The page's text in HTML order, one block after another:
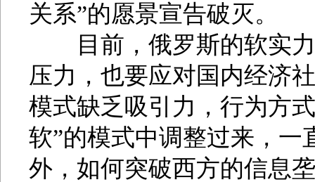
关系”的愿景宣告破灭。
目前，俄罗斯的软实力
压力，也要应对国内经济
模式缺乏吸引力，行为方
软”的模式中调整过来，
外，如何突破西方的信息